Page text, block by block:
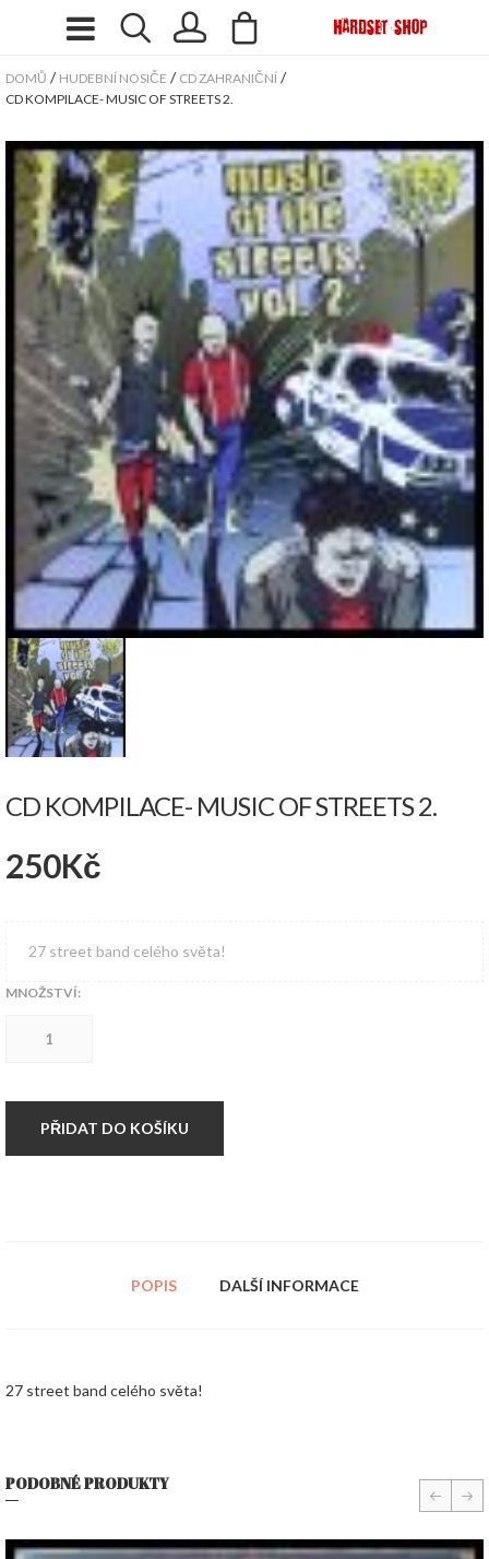
DOMŮ / HUDEBNÍ NOSIČE / CD ZAHRANIČNÍ /
CD KOMPILACE- MUSIC OF STREETS 2.
CD KOMPILACE- MUSIC OF STREETS 2.
250Kč
27 street band celého světa!
MNOŽSTVÍ:
kompilace-
streets
PŘIDAT DO KOŠÍKU
POPIS DALŠÍ INFORMACE
27 street band celého světa!
PODOBNÉ PRODUKTY prev